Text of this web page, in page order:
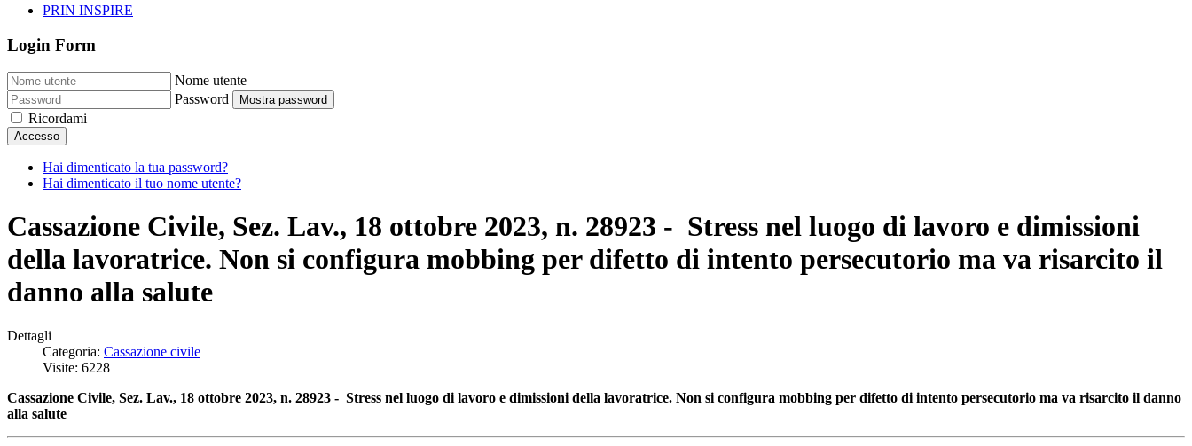
PRIN INSPIRE
Login Form
Nome utente
Password
Mostra password
Ricordami
Accesso
Hai dimenticato la tua password?
Hai dimenticato il tuo nome utente?
Cassazione Civile, Sez. Lav., 18 ottobre 2023, n. 28923 - Stress nel luogo di lavoro e dimissioni
della lavoratrice. Non si configura mobbing per difetto di intento persecutorio ma va risarcito il
danno alla salute
Dettagli
Categoria: Cassazione civile
Visite: 6228
Cassazione Civile, Sez. Lav., 18 ottobre 2023, n. 28923 - Stress nel luogo di lavoro e dimissioni della lavoratrice. Non si configura mobbing per difetto di intento persecutorio ma va risarcito il danno
alla salute